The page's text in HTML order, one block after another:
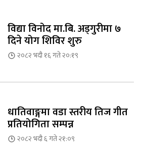
विद्या विनोद मा.बि. अड्गुरीमा ७
दिने योग शिविर शुरु
२०८२ भदौ १६ गते २०:१९
धातिवाङ्गमा वडा स्तरीय तिज गीत
प्रतियोगिता सम्पन्न
२०८२ भदौ ६ गते २१:०९